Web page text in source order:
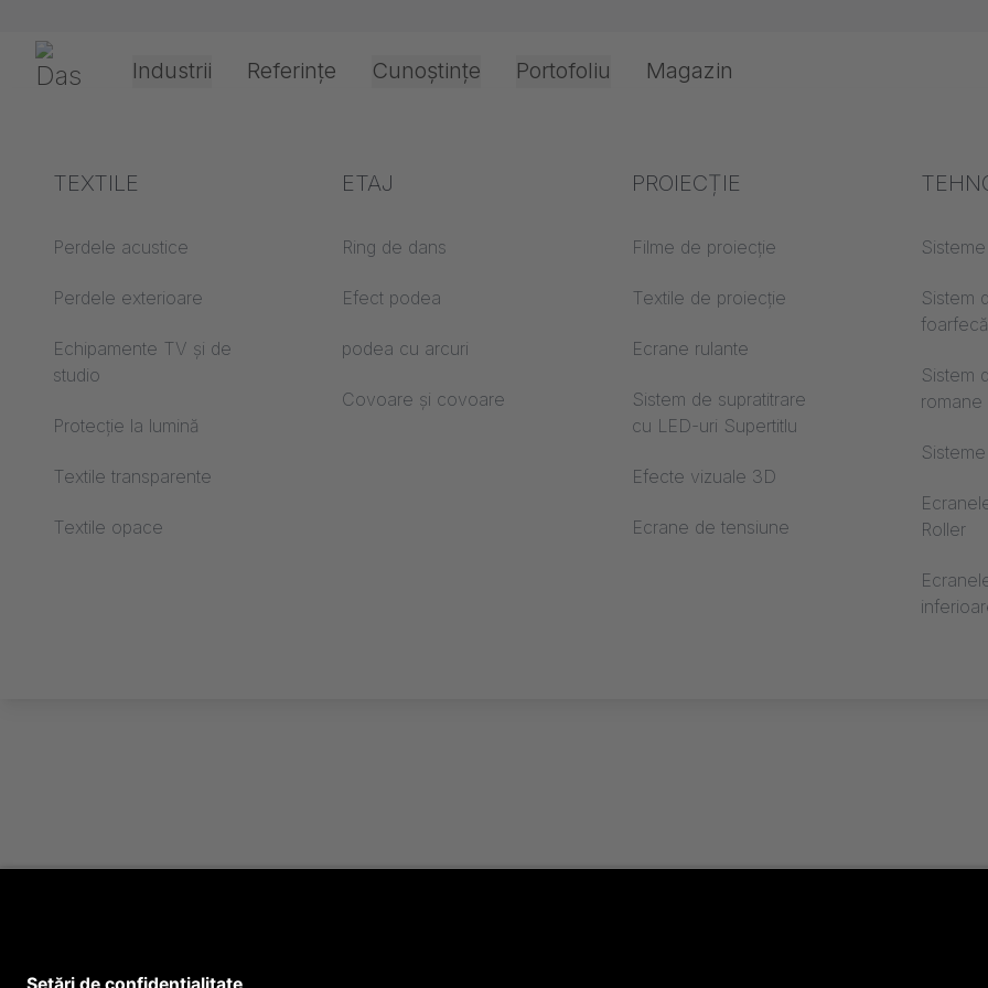
Gerriets Industrii
Teatru și cultură
Eveniment și
Birou și interior
Referințe Cunoștințe
Explicarea termenilor
Acustica ABC
Etaj ABC
Filme de proiecție ABC
ABC
Tehnologia de
proiecție
Tipuri de ghidaje de
Expertiza în industrie
Cunoștințe textile
Cunoștințe acustice
Cunoștințe de proiecție
Portofoliu
TEXTILE
Perdele acustice
Perdele exterioare
Echipamente TV și de
studio
Protecție la lumină
Textile transparente
Textile opace
ETAJ
Ring de dans
Efect podea
podea cu arcuri
Covoare și covoare
PROIECȚIE
Filme de proiecție
Textile de proiecție
Ecrane rulante
Sistem de supratitrare
cu LED-uri Supertitlu
Efecte vizuale 3D
Ecrane de tensiune
Sistem
foarfecă
Sistem
romane
Roller
Magazin
Birou și interior
Vitra Club Office - Birsfelden, Elveția / OFFICE perdele antifonice OFFICE